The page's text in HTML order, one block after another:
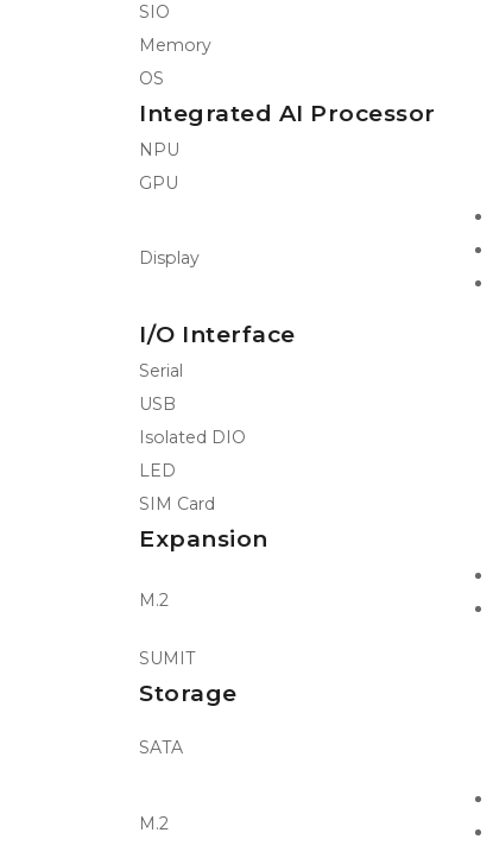
SIO
Memory
OS
Integrated AI Processor
NPU
GPU
Display
I/O Interface
Serial
USB
Isolated DIO
LED
SIM Card
Expansion
M.2
SUMIT
Storage
SATA
M.2